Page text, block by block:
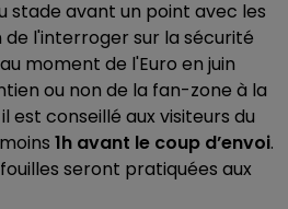
stade avant un point avec les
de l'interroger sur la sécurité
moment de l'Euro en juin
ou non de la fan-zone à la
est conseillé aux visiteurs du
1h avant le coup d’envoi.
seront pratiquées aux